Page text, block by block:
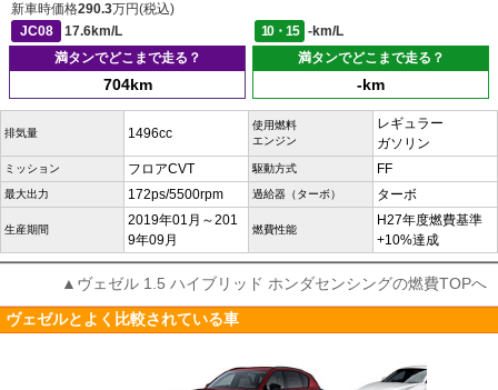
新車時価格290.3万円(税込)
JC08
17.6km/L 10・15
-km/L
満タンでどこまで走る？
704km
満タンでどこまで走る？
-km
排気量 1496cc
使用燃料
エンジン
レギュラー
ガソリン
ミッション フロアCVT 駆動方式 FF
最大出力 172ps/5500rpm 過給器（ターボ） ターボ
生産期間
2019年01月～201
9年09月
燃費性能
H27年度燃費基準
+10%達成
▲ヴェゼル 1.5 ハイブリッド ホンダセンシングの燃費TOPへ
ヴェゼルとよく比較されている車